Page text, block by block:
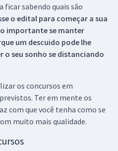
ficar sabendo quais são
o edital para começar a sua
importante se manter
um descuido pode lhe
o seu sonho se distanciando
os concursos em
Ter em mente os
com que você tenha como se
muito mais qualidade.